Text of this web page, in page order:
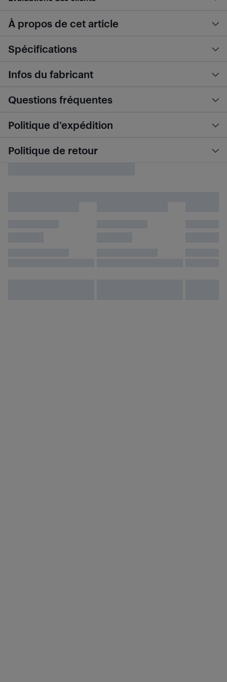
À propos de cet article
Spécifications
Infos du fabricant
Questions fréquentes
Politique d’expédition
Politique de retour